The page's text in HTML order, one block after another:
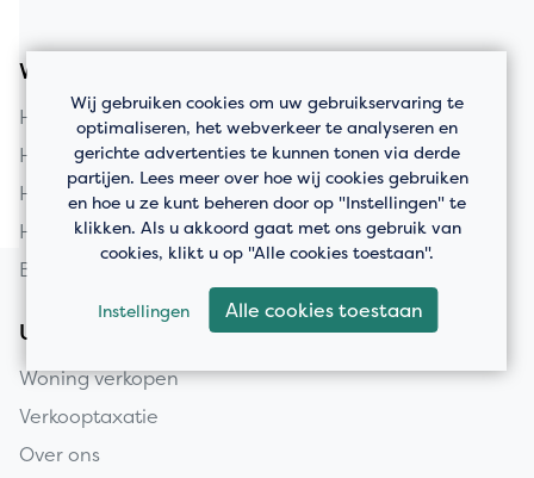
Woningaanbod
Huis kopen in Vlaardingen
Huis kopen in Schiedam
Huis kopen in Rotterdam
Huis kopen in Maassluis
Bedrijfspanden
Uw huis verkopen
Woning verkopen
Verkooptaxatie
Over ons
Wij gebruiken cookies om uw gebruikservaring te
optimaliseren, het webverkeer te analyseren en
gerichte advertenties te kunnen tonen via derde
partijen. Lees meer over hoe wij cookies gebruiken
en hoe u ze kunt beheren door op "Instellingen" te
klikken. Als u akkoord gaat met ons gebruik van
cookies, klikt u op "Alle cookies toestaan".
Instellingen Alle cookies toestaan